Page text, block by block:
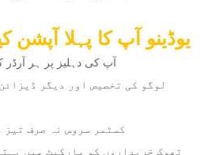
یوڈینو آپ کا پہلا آپشن
آپ کی دہلیز پر ہر
لوگو کی تخصیص اور دیگر
کسٹمر سروس نہ صرف تیز
تھوک خریداروں کو مارکیٹ میں